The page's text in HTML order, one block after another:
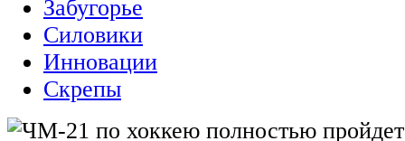
Забугорье
Силовики
Инновации
Скрепы